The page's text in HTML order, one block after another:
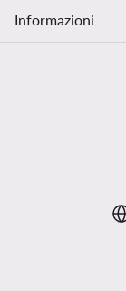
Informazioni